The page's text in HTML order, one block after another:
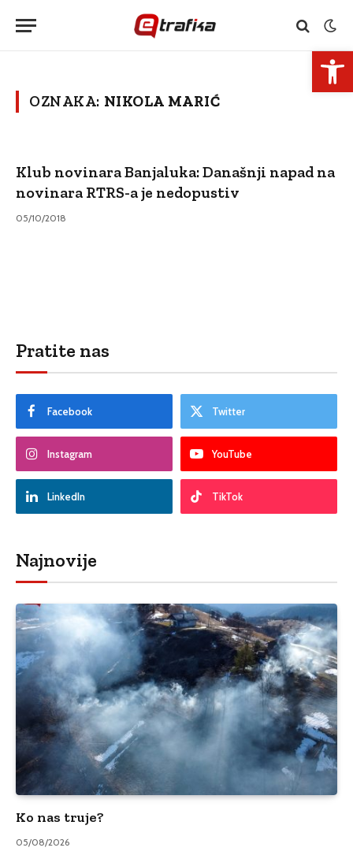
OZNAKA: NIKOLA MARIĆ
Klub novinara Banjaluka: Današnji napad na
novinara RTRS-a je nedopustiv
05/10/2018
Pratite nas
Facebook Twitter
Instagram YouTube
LinkedIn TikTok
Najnovije
Ko nas truje?
05/08/2026